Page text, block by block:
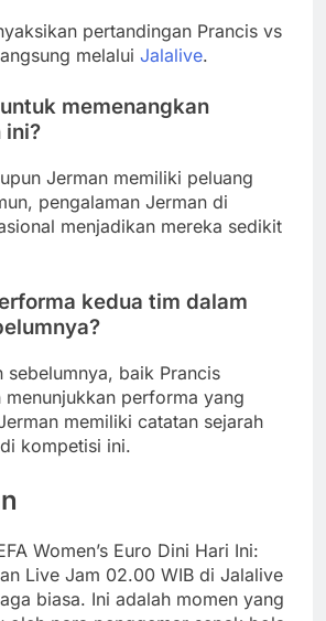
pertandingan Prancis vs
melalui Jalalive.
memenangkan
ini?
Jerman memiliki peluang
pengalaman Jerman di
menjadikan mereka sedikit
kedua tim dalam
sebelumnya, baik Prancis
menunjukkan performa yang
memiliki catatan sejarah
kompetisi ini.
Women’s Euro Dini Hari Ini:
Live Jam 02.00 WIB di Jalalive
biasa. Ini adalah momen yang